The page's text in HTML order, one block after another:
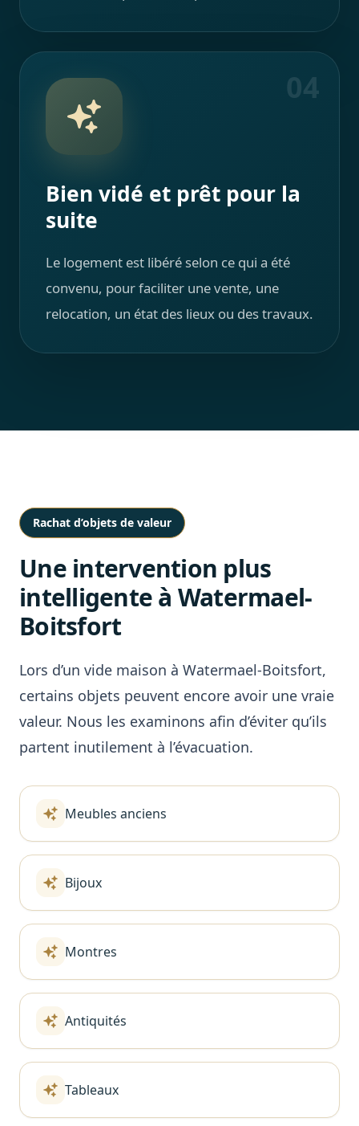
04
Bien vidé et prêt pour la
suite
Le logement est libéré selon ce qui a été
convenu, pour faciliter une vente, une
relocation, un état des lieux ou des travaux.
Rachat d’objets de valeur
Une intervention plus
intelligente à Watermael-
Boitsfort
Lors d’un vide maison à Watermael-Boitsfort,
certains objets peuvent encore avoir une vraie
valeur. Nous les examinons afin d’éviter qu’ils
partent inutilement à l’évacuation.
Meubles anciens
Bijoux
Montres
Antiquités
Tableaux